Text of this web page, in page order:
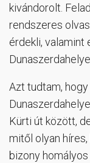
kivándorolt.
rendszeres
érdekli, valamint
Azt tudtam,
Kürti út között,
mitől olyan
bizony